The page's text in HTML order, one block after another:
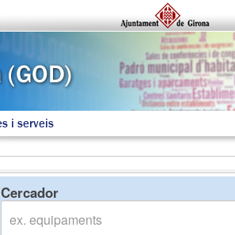
i serveis
Cercador